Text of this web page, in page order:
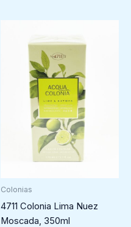
Colonias
4711 Colonia Lima Nuez
Moscada, 350ml